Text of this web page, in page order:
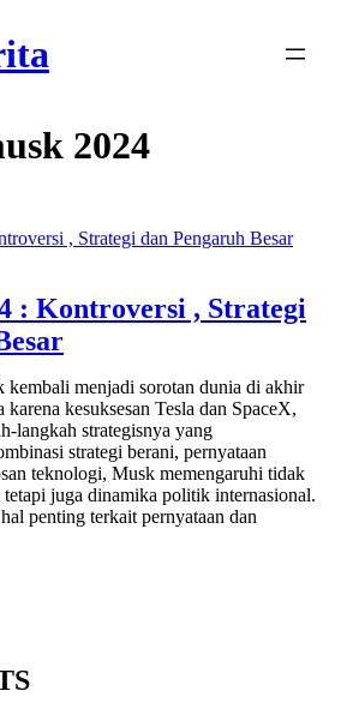
2024
: Kontroversi , Strategi
kembali menjadi sorotan dunia di akhir
kesuksesan Tesla dan SpaceX,
langkah strategisnya yang
strategi berani, pernyataan
teknologi, Musk memengaruhi tidak
juga dinamika politik internasional.
penting terkait pernyataan dan